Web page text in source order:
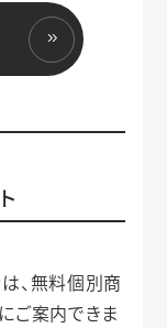
、無料個別商
ご案内できま